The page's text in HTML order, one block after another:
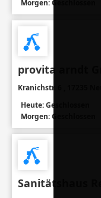
Morgen: Geschlossen
provita arndt
Kranichstr. 6 , 17235
Heute: Geschlossen
Morgen: Geschlossen
Sanitätshaus